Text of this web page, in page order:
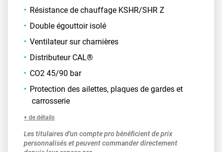
Résistance de chauffage KSHR/SHR Z
Double égouttoir isolé
Ventilateur sur charnières
Distributeur CAL®
CO2 45/90 bar
Protection des ailettes, plaques de gardes et
carrosserie
+ de détails
Les titulaires d'un compte pro bénéficient de prix
personnalisés et peuvent commander directement